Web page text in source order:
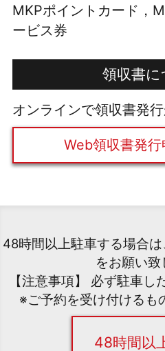
MKPポイントカード，
ービス券
領収書に
オンラインで領収書発行
Web領収書発行
48時間以上駐車する場合
をお願い致
【注意事項】 必ず駐車し
※ご予約を受け付けるも
48時間以